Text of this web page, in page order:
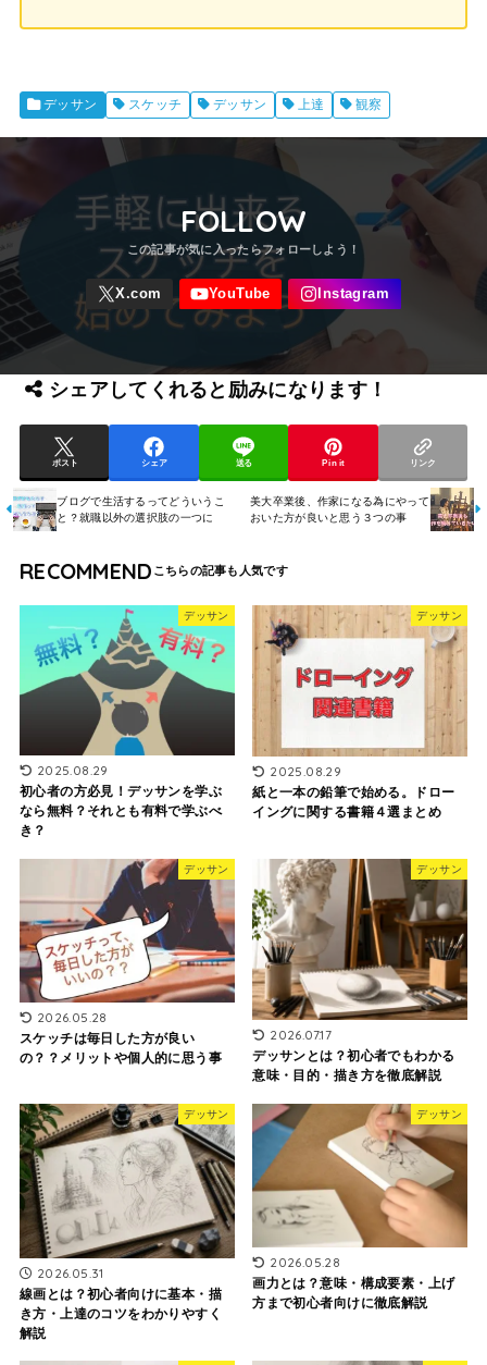
デッサン スケッチ デッサン 上達 観察
FOLLOW
シェアしてくれると励みになります！
ポスト シェア 送る Pin it リンク
ブログで生活するってどういうこ
と？就職以外の選択肢の一つに
美大卒業後、作家になる為にやって
おいた方が良いと思う３つの事
RECOMMEND
デッサン
2025.08.29
初心者の方必見！デッサンを学ぶ
なら無料？それとも有料で学ぶべ
き？
デッサン
2025.08.29
紙と一本の鉛筆で始める。ドロー
イングに関する書籍４選まとめ
デッサン
2026.05.28
スケッチは毎日した方が良い
の？？メリットや個人的に思う事
デッサン
2026.07.17
デッサンとは？初心者でもわかる
意味・目的・描き方を徹底解説
デッサン
2026.05.31
線画とは？初心者向けに基本・描
き方・上達のコツをわかりやすく
解説
デッサン
2026.05.28
画力とは？意味・構成要素・上げ
方まで初心者向けに徹底解説